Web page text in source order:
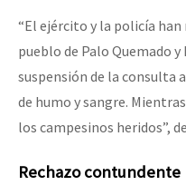
“El ejército y la policía
pueblo de Palo Quemado
suspensión de la consulta
de humo y sangre.
los campesinos heridos”,
Rechazo contundente